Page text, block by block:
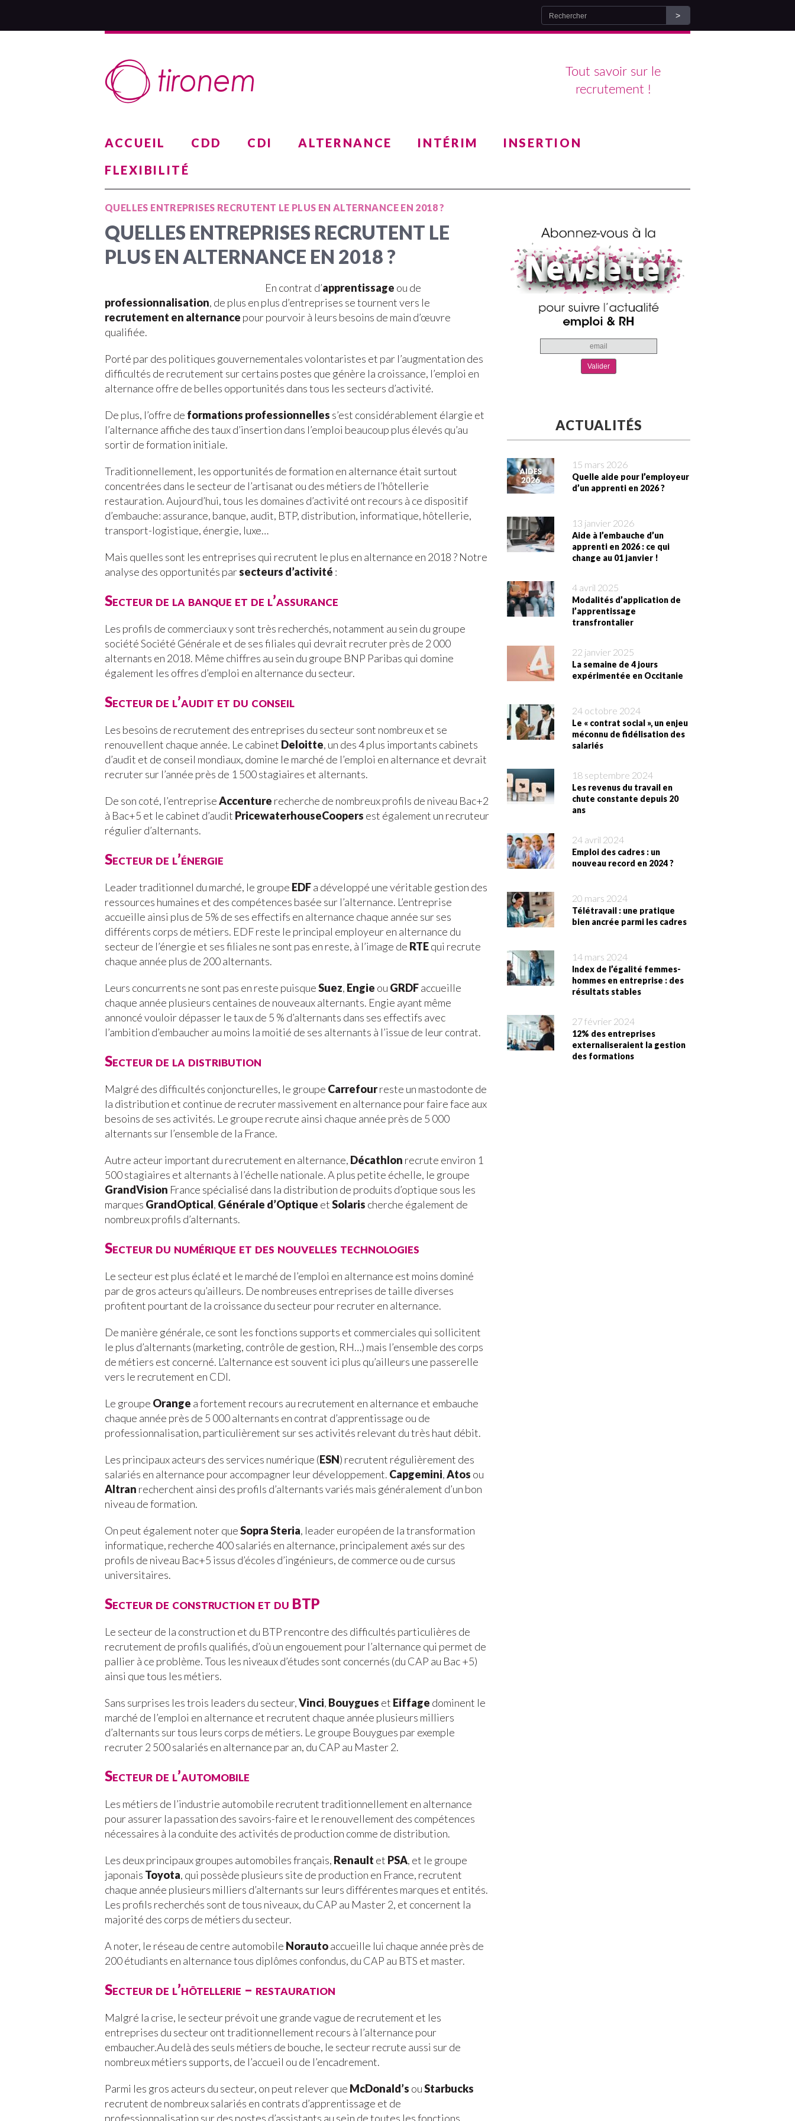
Tout savoir sur le
recrutement !
ACCUEIL CDD CDI ALTERNANCE INTÉRIM
INSERTION
FLEXIBILITÉ
QUELLES ENTREPRISES RECRUTENT LE PLUS EN ALTERNANCE EN 2018 ?
QUELLES ENTREPRISES RECRUTENT LE
PLUS EN ALTERNANCE EN 2018 ?
En contrat d’apprentissage ou de
professionnalisation, de plus en plus d’entreprises se tournent vers le
recrutement en alternance pour pourvoir à leurs besoins de main d’œuvre
qualifiée.
Porté par des politiques gouvernementales volontaristes et par l’augmentation des
difficultés de recrutement sur certains postes que génère la croissance, l’emploi en
alternance offre de belles opportunités dans tous les secteurs d’activité.
De plus, l’offre de formations professionnelles s’est considérablement élargie et
l’alternance affiche des taux d’insertion dans l’emploi beaucoup plus élevés qu’au
sortir de formation initiale.
Traditionnellement, les opportunités de formation en alternance était surtout
concentrées dans le secteur de l’artisanat ou des métiers de l’hôtellerie
restauration. Aujourd’hui, tous les domaines d’activité ont recours à ce dispositif
d’embauche: assurance, banque, audit, BTP, distribution, informatique, hôtellerie,
transport-logistique, énergie, luxe…
Mais quelles sont les entreprises qui recrutent le plus en alternance en 2018 ? Notre
analyse des opportunités parsecteurs d’activité :
Secteur de la banque et de l’assurance
Les profils de commerciaux y sont très recherchés, notamment au sein du groupe
société Société Générale et de ses filiales qui devrait recruter près de 2 000
alternants en 2018. Même chiffres au sein du groupe BNP Paribas qui domine
également les offres d’emploi en alternance du secteur.
Secteur de l’audit et du conseil
Les besoins de recrutement des entreprises du secteur sont nombreux et se
renouvellent chaque année. Le cabinet Deloitte, un des 4 plus importants cabinets
d’audit et de conseil mondiaux, domine le marché de l’emploi en alternance et devrait
recruter sur l’année près de 1 500 stagiaires et alternants.
De son coté, l’entrepriseAccenture recherche de nombreux profils de niveau Bac+2
à Bac+5 et le cabinet d’audit PricewaterhouseCoopers est également un recruteur
régulier d’alternants.
Secteur de l’énergie
Leader traditionnel du marché, le groupe EDFa développé une véritable gestion des
ressources humaines et des compétences basée sur l’alternance. L’entreprise
accueille ainsi plus de 5% de ses effectifs en alternance chaque année sur ses
différents corps de métiers. EDF reste le principal employeur en alternance du
secteur de l’énergie et ses filiales ne sont pas en reste, à l’image de RTEqui recrute
chaque année plus de 200 alternants.
Leurs concurrents ne sont pas en reste puisqueSuez, Engie ou GRDFaccueille
chaque année plusieurs centaines de nouveaux alternants. Engie ayant même
annoncé vouloir dépasser le taux de 5 % d’alternants dans ses effectifs avec
l’ambition d’embaucher au moins la moitié de ses alternants à l’issue de leur contrat.
Secteur de la distribution
Malgré des difficultés conjoncturelles, le groupe Carrefourreste un mastodonte de
la distribution et continue de recruter massivement en alternance pour faire face aux
besoins de ses activités. Le groupe recrute ainsi chaque année près de 5 000
alternants sur l’ensemble de la France.
Autre acteur important du recrutement en alternance, Décathlon recrute environ 1
500 stagiaires et alternants à l’échelle nationale. A plus petite échelle, le groupe
GrandVision France spécialisé dans la distribution de produits d’optique sous les
marques GrandOptical, Générale d’Optique etSolaris cherche également de
nombreux profils d’alternants.
Secteur du numérique et des nouvelles technologies
Le secteur est plus éclaté et le marché de l’emploi en alternance est moins dominé
par de gros acteurs qu’ailleurs. De nombreuses entreprises de taille diverses
profitent pourtant de la croissance du secteur pour recruter en alternance.
De manière générale, ce sont les fonctions supports et commerciales qui sollicitent
le plus d’alternants (marketing, contrôle de gestion, RH…) mais l’ensemble des corps
de métiers est concerné. L’alternance est souvent ici plus qu’ailleurs une passerelle
vers le recrutement en CDI.
Le groupe Orange a fortement recours au recrutement en alternance et embauche
chaque année près de 5 000 alternants en contrat d’apprentissage ou de
professionnalisation, particulièrement sur ses activités relevant du très haut débit.
Les principaux acteurs des services numérique (ESN) recrutent régulièrement des
salariés en alternance pour accompagner leur développement. Capgemini,Atos ou
Altran recherchent ainsi des profils d’alternants variés mais généralement d’un bon
niveau de formation.
On peut également noter queSopra Steria, leader européen de la transformation
informatique, recherche 400 salariés en alternance, principalement axés sur des
profils de niveau Bac+5 issus d’écoles d’ingénieurs, de commerce ou de cursus
universitaires.
Secteur de construction et du BTP
Le secteur de la construction et du BTP rencontre des difficultés particulières de
recrutement de profils qualifiés, d’où un engouement pour l’alternance qui permet de
pallier à ce problème. Tous les niveaux d’études sont concernés (du CAP au Bac +5)
ainsi que tous les métiers.
Sans surprises les trois leaders du secteur,Vinci, Bouygues et Eiffage dominent le
marché de l’emploi en alternance et recrutent chaque année plusieurs milliers
d’alternants sur tous leurs corps de métiers. Le groupe Bouygues par exemple
recruter 2 500 salariés en alternance par an, du CAP au Master 2.
Secteur de l’automobile
Les métiers de l’industrie automobile recrutent traditionnellement en alternance
pour assurer la passation des savoirs-faire et le renouvellement des compétences
nécessaires à la conduite des activités de production comme de distribution.
Les deux principaux groupes automobiles français, Renault et PSA, et le groupe
japonais Toyota, qui possède plusieurs site de production en France, recrutent
chaque année plusieurs milliers d’alternants sur leurs différentes marques et entités.
Les profils recherchés sont de tous niveaux, du CAP au Master 2, et concernent la
majorité des corps de métiers du secteur.
A noter, le réseau de centre automobile Norautoaccueille lui chaque année près de
200 étudiants en alternance tous diplômes confondus, du CAP au BTS et master.
Secteur de l’hôtellerie – restauration
Malgré la crise, le secteur prévoit une grande vague de recrutement et les
entreprises du secteur ont traditionnellement recours à l’alternance pour
embaucher.Au delà des seuls métiers de bouche, le secteur recrute aussi sur de
nombreux métiers supports, de l’accueil ou de l’encadrement.
Parmi les gros acteurs du secteur, on peut relever que McDonald’s ouStarbucks
recrutent de nombreux salariés en contrats d’apprentissage et de
professionnalisation sur des postes d’assistants au sein de toutes les fonctions
ACTUALITÉS
15 mars 2026
Quelle aide pour l’employeur
d’un apprenti en 2026 ?
13 janvier 2026
Aide à l’embauche d’un
apprenti en 2026 : ce qui
change au 01 janvier !
4 avril 2025
Modalités d’application de
l’apprentissage
transfrontalier
22 janvier 2025
La semaine de 4 jours
expérimentée en Occitanie
24 octobre 2024
Le « contrat social », un enjeu
méconnu de fidélisation des
salariés
18 septembre 2024
Les revenus du travail en
chute constante depuis 20
ans
24 avril 2024
Emploi des cadres : un
nouveau record en 2024 ?
20 mars 2024
Télétravail : une pratique
bien ancrée parmi les cadres
14 mars 2024
Index de l’égalité femmes-
hommes en entreprise : des
résultats stables
27 février 2024
12% des entreprises
externaliseraient la gestion
des formations